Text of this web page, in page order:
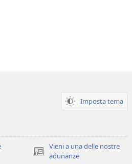
Imposta tema
Vieni a una delle nostre
adunanze
(apre